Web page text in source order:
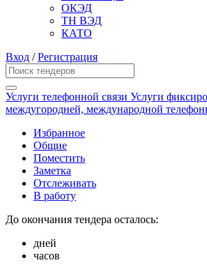
ОКЭД
ТН ВЭД
КАТО
Вход /Регистрация
Услуги телефонной связи Услуги
междугородней, международной
Избранное
Общие
Поместить
Заметка
Отслеживать
В работу
До окончания тендера осталось:
дней
часов